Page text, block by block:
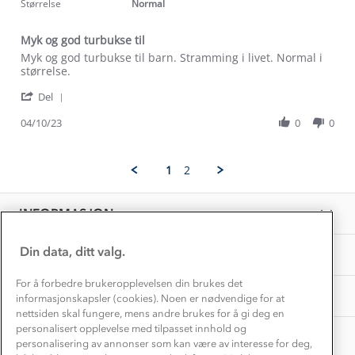
Størrelse Normal
Myk og god turbukse til
Review
by
A.
4
review
stating
og
turbukse
Myk og god turbukse til barn. Stramming i livet. Normal i
størrelse.
Del
4
2023
04/10/23 0 0
1 2
INFORMASJON
Kundeservice
Kontakt oss
Konkurransevinnere
Kundeklubb
Bedrift, barnehage og SFO
Presse
OM OSS
Dyreetikk
1% til samfunnet
Samarbeide med oss?
TIPS OG RÅD
Dette trenger du til barnehagen
Gravidklær
Hvordan velge riktig turtøy?
Store størrelser
Turmat oppskrifter
Beredskap
AKTIVITETER
Norgesferie 🇳🇴
Få turinspirasjon og tips her⛰
Overnatte utendørs⛺
Leirskole 🥾
Barnehageansatt
Tips til hyttetur
Din data, ditt valg.
For å forbedre brukeropplevelsen din brukes det
informasjonskapsler (cookies). Noen er nødvendige for at
nettsiden skal fungere, mens andre brukes for å gi deg en
personalisert opplevelse med tilpasset innhold og
personalisering av annonser som kan være av interesse for deg,